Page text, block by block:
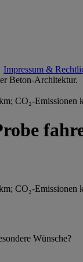
Impressum &
CO₂-Emissionen
CO₂-Emissionen
Wünsche?